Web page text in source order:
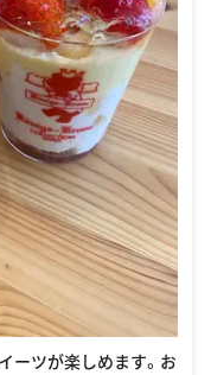
ーツが楽しめます。お